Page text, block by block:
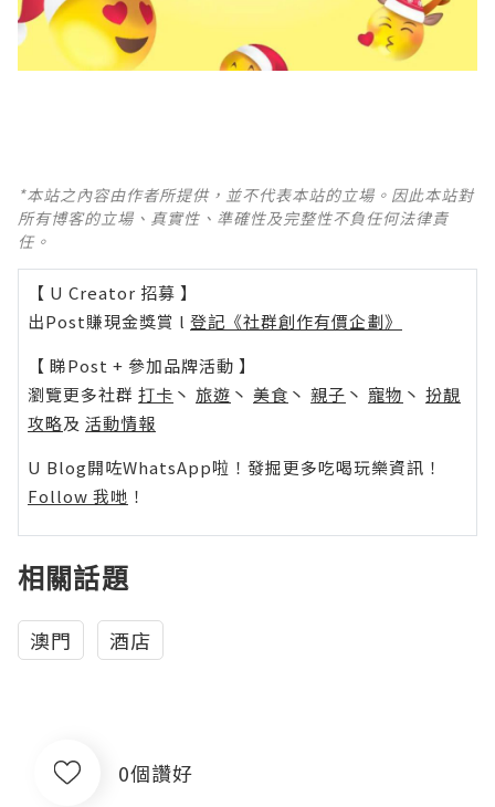
*本站之內容由作者所提供，並不代表本站的立場。因此本站對
所有博客的立場、真實性、準確性及完整性不負任何法律責
任。
【 U Creator 招募 】
出Post賺現金獎賞 l 登記《社群創作有價企劃》
【 睇Post + 參加品牌活動 】
瀏覽更多社群 打卡 丶 旅遊 丶 美食 丶 親子 丶 寵物 丶 扮靚
攻略及 活動情報
U Blog開咗WhatsApp啦！發掘更多吃喝玩樂資訊！
Follow 我哋 ！
相關話題
澳門 酒店
0個讚好